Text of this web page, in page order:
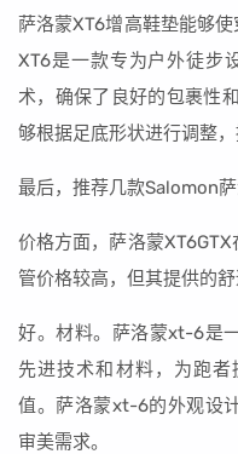
萨洛蒙XT6增高鞋垫能够
XT6是一款专为户外徒步
术，确保了良好的包裹性
够根据足底形状进行调整，
最后，推荐几款Salomon
价格方面，萨洛蒙
管价格较高，但其提供的
好。材料。萨洛蒙xt-6是
先进技术和材料，为跑
值。萨洛蒙xt-6的外观设
审美需求。